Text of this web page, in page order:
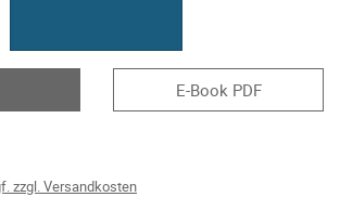
E-Book PDF
zzgl. Versandkosten